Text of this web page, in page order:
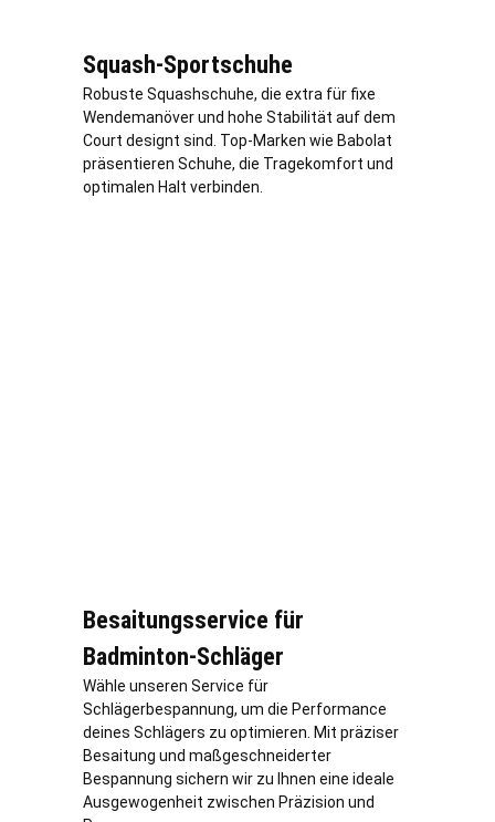
Squash-Sportschuhe
Robuste Squashschuhe, die extra für fixe
Wendemanöver und hohe Stabilität auf dem
Court designt sind. Top-Marken wie Babolat
präsentieren Schuhe, die Tragekomfort und
optimalen Halt verbinden.
Besaitungsservice für
Badminton-Schläger
Wähle unseren Service für
Schlägerbespannung, um die Performance
deines Schlägers zu optimieren. Mit präziser
Besaitung und maßgeschneiderter
Bespannung sichern wir zu Ihnen eine ideale
Ausgewogenheit zwischen Präzision und